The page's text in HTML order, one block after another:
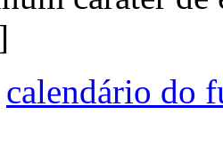
calendário do